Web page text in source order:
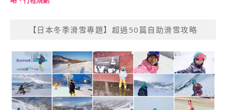
【日本冬季滑雪專題】超過50篇自助滑雪攻略